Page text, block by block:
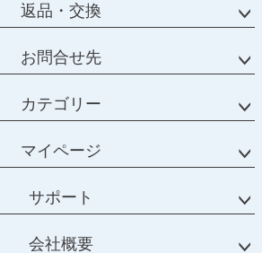
返品・交換
お問合せ先
カテゴリー
マイページ
サポート
会社概要